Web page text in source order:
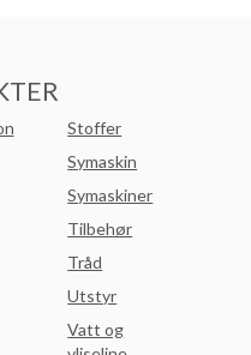
Stoffer
Symaskin
Symaskiner
Tilbehør
Tråd
Utstyr
Vatt og